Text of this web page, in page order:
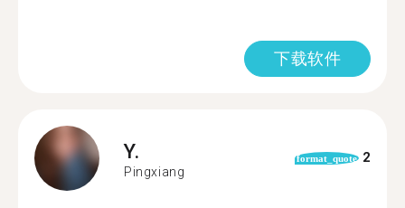
下载软件
Y.
Pingxiang
format_quote 2